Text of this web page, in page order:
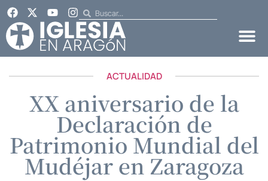
ACTUALIDAD
XX aniversario de la
Declaración de
Patrimonio Mundial del
Mudéjar en Zaragoza